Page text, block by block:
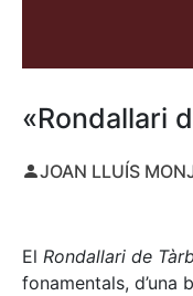
«Rondallari
JOAN LLUÍS
El Rondallari de
fonamentals, d’una